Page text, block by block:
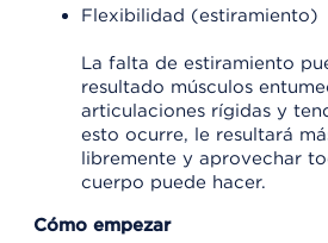
Flexibilidad (estiramiento)
La falta de estiramiento
resultado músculos
articulaciones rígidas y
esto ocurre, le resultará
libremente y aprovechar
cuerpo puede hacer.
Cómo empezar